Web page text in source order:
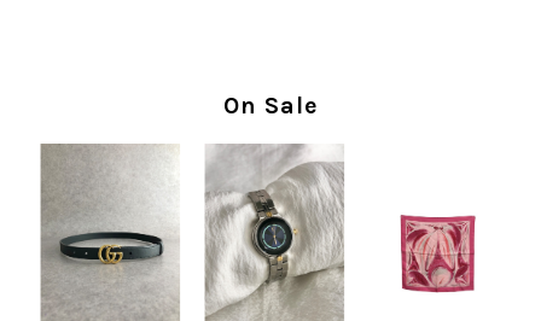
心いたしました。 また、商品からヴ
ィンテージならではの上品な魅力を感
じていただけたようで、スタッフ一同
大変励みになります！ ぜひこれから
末永くご愛用いただけましたら幸いで
す。 また気になる商品やご不明な点
などございましたら、いつでもお気軽
にご相談ください。 またご縁がござ
On Sale